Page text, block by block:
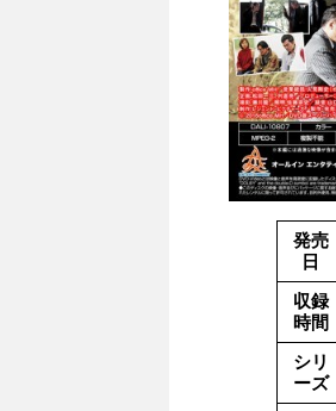
発売
日
収録
時間
シリ
ーズ